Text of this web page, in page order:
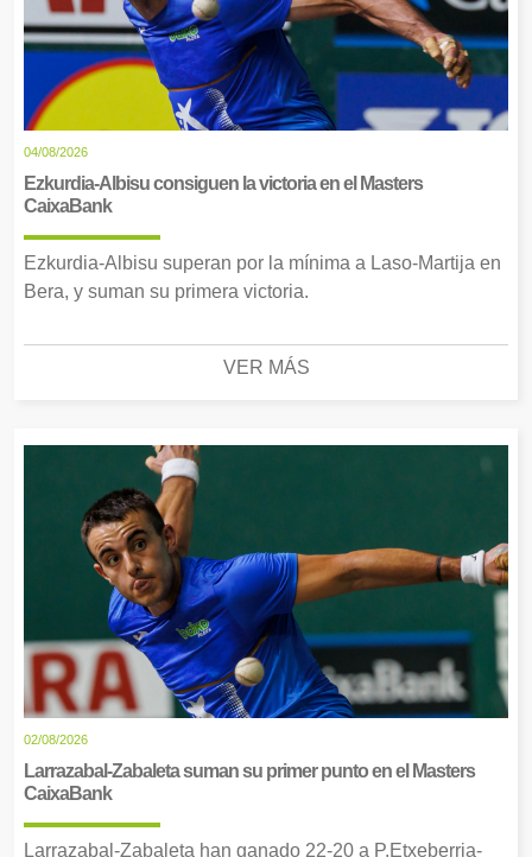
04/08/2026
Ezkurdia-Albisu consiguen la victoria en el Masters
CaixaBank
Ezkurdia-Albisu superan por la mínima a Laso-Martija en
Bera, y suman su primera victoria.
VER MÁS
02/08/2026
Larrazabal-Zabaleta suman su primer punto en el Masters
CaixaBank
Larrazabal-Zabaleta han ganado 22-20 a P.Etxeberria-